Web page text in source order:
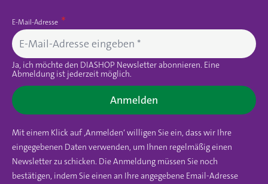
E-Mail-Adresse
Ja, ich möchte den DIASHOP Newsletter abonnieren. Eine
Abmeldung ist jederzeit möglich.
Anmelden
Mit einem Klick auf ‚Anmelden‘ willigen Sie ein, dass wir Ihre
eingegebenen Daten verwenden, um Ihnen regelmäßig einen
Newsletter zu schicken. Die Anmeldung müssen Sie noch
bestätigen, indem Sie einen an Ihre angegebene Email-Adresse